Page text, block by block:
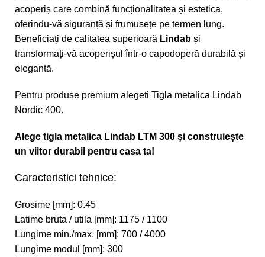
acoperiș care combină funcționalitatea și estetica,
oferindu-vă siguranță și frumusețe pe termen lung.
Beneficiați de calitatea superioară Lindab și
transformați-vă acoperișul într-o capodoperă durabilă și
elegantă.
Pentru produse premium alegeti Tigla metalica Lindab
Nordic 400.
Alege tigla metalica Lindab LTM 300 și construiește
un viitor durabil pentru casa ta!
Caracteristici tehnice:
Grosime [mm]: 0.45
Latime bruta / utila [mm]: 1175 / 1100
Lungime min./max. [mm]: 700 / 4000
Lungime modul [mm]: 300